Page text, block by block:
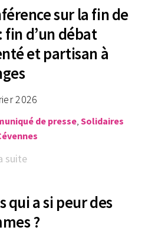
2026
sur la fin de
fin d’un débat
et partisan à
de presse, Solidaires
suite
qui a si peur des
?